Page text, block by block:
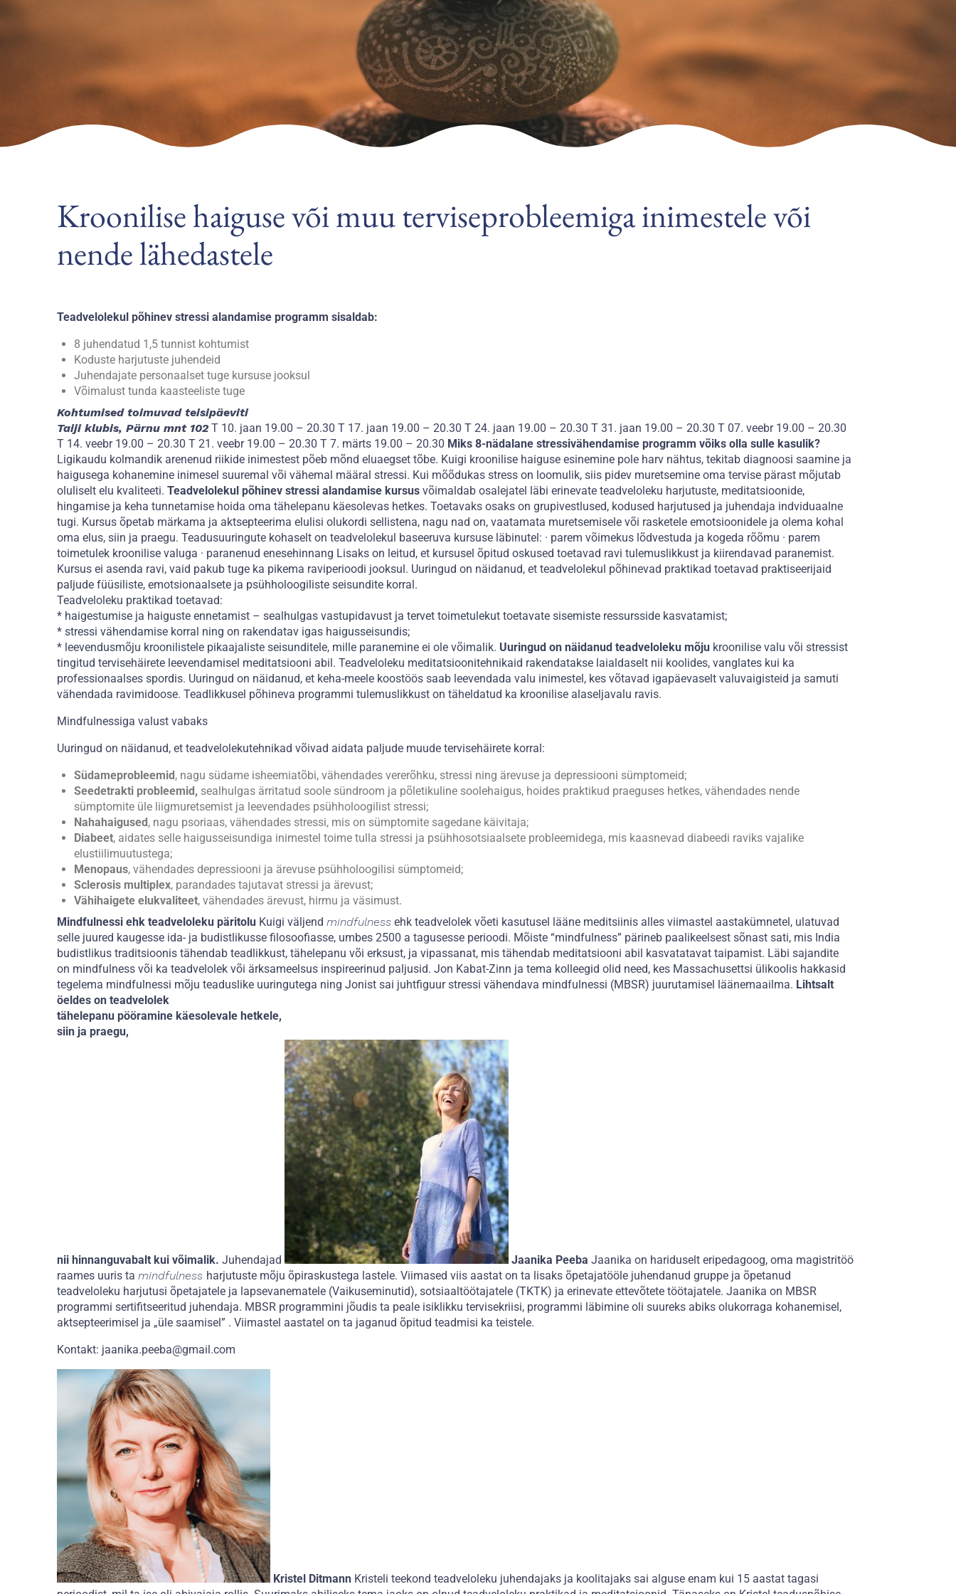
Kroonilise haiguse või muu terviseprobleemiga inimestele või
nende lähedastele
Teadvelolekul põhinev stressi alandamise programm sisaldab:
8 juhendatud 1,5 tunnist kohtumist
Koduste harjutuste juhendeid
Juhendajate personaalset tuge kursuse jooksul
Võimalust tunda kaasteeliste tuge
Kohtumised toimuvad teisipäeviti
Taiji klubis, Pärnu mnt 102 T 10. jaan 19.00 – 20.30 T 17. jaan 19.00 – 20.30 T 24. jaan 19.00 – 20.30 T 31. jaan 19.00 – 20.30 T 07. veebr 19.00 – 20.30
T 14. veebr 19.00 – 20.30 T 21. veebr 19.00 – 20.30 T 7. märts 19.00 – 20.30 Miks 8-nädalane stressivähendamise programm võiks olla sulle kasulik?
Ligikaudu kolmandik arenenud riikide inimestest põeb mõnd eluaegset tõbe. Kuigi kroonilise haiguse esinemine pole harv nähtus, tekitab diagnoosi saamine ja
haigusega kohanemine inimesel suuremal või vähemal määral stressi. Kui mõõdukas stress on loomulik, siis pidev muretsemine oma tervise pärast mõjutab
oluliselt elu kvaliteeti. Teadvelolekul põhinev stressi alandamise kursus võimaldab osalejatel läbi erinevate teadveloleku harjutuste, meditatsioonide,
hingamise ja keha tunnetamise hoida oma tähelepanu käesolevas hetkes. Toetavaks osaks on grupivestlused, kodused harjutused ja juhendaja indviduaalne
tugi. Kursus õpetab märkama ja aktsepteerima elulisi olukordi sellistena, nagu nad on, vaatamata muretsemisele või rasketele emotsioonidele ja olema kohal
oma elus, siin ja praegu. Teadusuuringute kohaselt on teadvelolekul baseeruva kursuse läbinutel: · parem võimekus lõdvestuda ja kogeda rõõmu · parem
toimetulek kroonilise valuga · paranenud enesehinnang Lisaks on leitud, et kursusel õpitud oskused toetavad ravi tulemuslikkust ja kiirendavad paranemist.
Kursus ei asenda ravi, vaid pakub tuge ka pikema raviperioodi jooksul. Uuringud on näidanud, et teadvelolekul põhinevad praktikad toetavad praktiseerijaid
paljude füüsiliste, emotsionaalsete ja psühholoogiliste seisundite korral.
Teadveloleku praktikad toetavad:
* haigestumise ja haiguste ennetamist – sealhulgas vastupidavust ja tervet toimetulekut toetavate sisemiste ressursside kasvatamist;
* stressi vähendamise korral ning on rakendatav igas haigusseisundis;
* leevendusmõju kroonilistele pikaajaliste seisunditele, mille paranemine ei ole võimalik. Uuringud on näidanud teadveloleku mõju kroonilise valu või stressist
tingitud tervisehäirete leevendamisel meditatsiooni abil. Teadveloleku meditatsioonitehnikaid rakendatakse laialdaselt nii koolides, vanglates kui ka
professionaalses spordis. Uuringud on näidanud, et keha-meele koostöös saab leevendada valu inimestel, kes võtavad igapäevaselt valuvaigisteid ja samuti
vähendada ravimidoose. Teadlikkusel põhineva programmi tulemuslikkust on täheldatud ka kroonilise alaseljavalu ravis.
Mindfulnessiga valust vabaks
Uuringud on näidanud, et teadvelolekutehnikad võivad aidata paljude muude tervisehäirete korral:
Südameprobleemid, nagu südame isheemiatõbi, vähendades vererõhku, stressi ning ärevuse ja depressiooni sümptomeid;
Seedetrakti probleemid, sealhulgas ärritatud soole sündroom ja põletikuline soolehaigus, hoides praktikud praeguses hetkes, vähendades nende
sümptomite üle liigmuretsemist ja leevendades psühholoogilist stressi;
Nahahaigused, nagu psoriaas, vähendades stressi, mis on sümptomite sagedane käivitaja;
Diabeet, aidates selle haigusseisundiga inimestel toime tulla stressi ja psühhosotsiaalsete probleemidega, mis kaasnevad diabeedi raviks vajalike
elustiilimuutustega;
Menopaus, vähendades depressiooni ja ärevuse psühholoogilisi sümptomeid;
Sclerosis multiplex, parandades tajutavat stressi ja ärevust;
Vähihaigete elukvaliteet, vähendades ärevust, hirmu ja väsimust.
Mindfulnessi ehk teadveloleku päritolu Kuigi väljend mindfulness ehk teadvelolek võeti kasutusel lääne meditsiinis alles viimastel aastakümnetel, ulatuvad
selle juured kaugesse ida- ja budistlikusse filosoofiasse, umbes 2500 a tagusesse perioodi. Mõiste “mindfulness” pärineb paalikeelsest sõnast sati, mis India
budistlikus traditsioonis tähendab teadlikkust, tähelepanu või erksust, ja vipassanat, mis tähendab meditatsiooni abil kasvatatavat taipamist. Läbi sajandite
on mindfulness või ka teadvelolek või ärksameelsus inspireerinud paljusid. Jon Kabat-Zinn ja tema kolleegid olid need, kes Massachusettsi ülikoolis hakkasid
tegelema mindfulnessi mõju teaduslike uuringutega ning Jonist sai juhtfiguur stressi vähendava mindfulnessi (MBSR) juurutamisel läänemaailma. Lihtsalt
öeldes on teadvelolek
tähelepanu pööramine käesolevale hetkele,
siin ja praegu,
nii hinnanguvabalt kui võimalik. Juhendajad Jaanika Peeba Jaanika on hariduselt eripedagoog, oma magistritöö
raames uuris ta mindfulness harjutuste mõju õpiraskustega lastele. Viimased viis aastat on ta lisaks õpetajatööle juhendanud gruppe ja õpetanud
teadveloleku harjutusi õpetajatele ja lapsevanematele (Vaikuseminutid), sotsiaaltöötajatele (TKTK) ja erinevate ettevõtete töötajatele. Jaanika on MBSR
programmi sertifitseeritud juhendaja. MBSR programmini jõudis ta peale isiklikku tervisekriisi, programmi läbimine oli suureks abiks olukorraga kohanemisel,
aktsepteerimisel ja „üle saamisel” . Viimastel aastatel on ta jaganud õpitud teadmisi ka teistele.
Kontakt: jaanika.peeba@gmail.com
Kristel Ditmann Kristeli teekond teadveloleku juhendajaks ja koolitajaks sai alguse enam kui 15 aastat tagasi